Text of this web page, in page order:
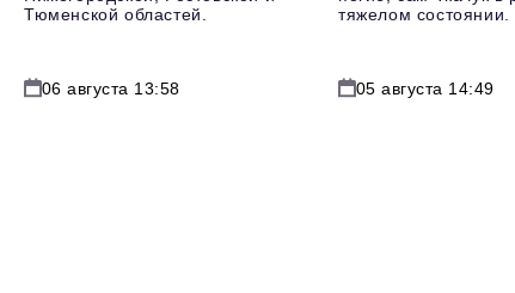
Тюменской областей.
06 августа 13:58
тяжелом состоянии.
05 августа 14:49